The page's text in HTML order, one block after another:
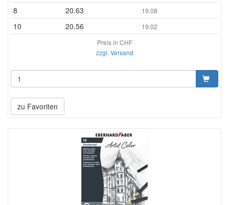
8 20.63 19.08
10 20.56
19.02
Preis in CHF
zzgl. Versand
zu Favoriten